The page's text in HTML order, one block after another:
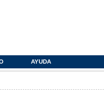
AYUDA